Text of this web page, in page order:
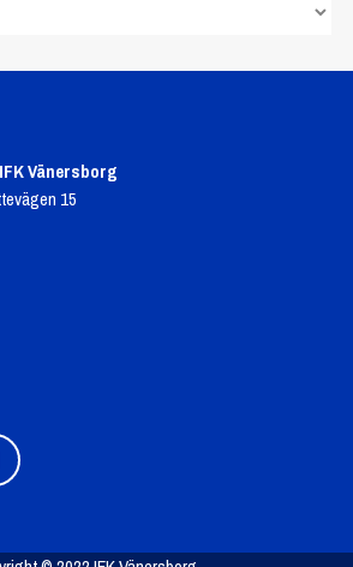
IFK Vänersborg
15